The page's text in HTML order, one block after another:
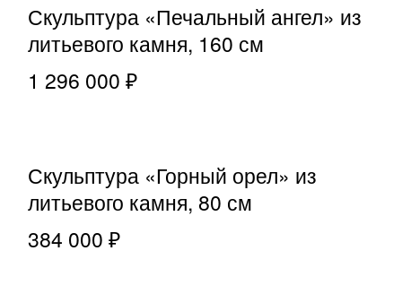
Скульптура «Печальный ангел» из
литьевого камня, 160 см
1 296 000 ₽
Скульптура «Горный орел» из
литьевого камня, 80 см
384 000 ₽